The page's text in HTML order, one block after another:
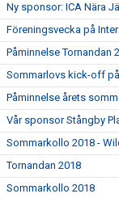
Ny sponsor: ICA Nära
Föreningsvecka på
Påminnelse Tornandan
Sommarlovs kick-off
Påminnelse årets
Vår sponsor Stångby
Sommarkollo 2018 -
Tornandan 2018
Sommarkollo 2018